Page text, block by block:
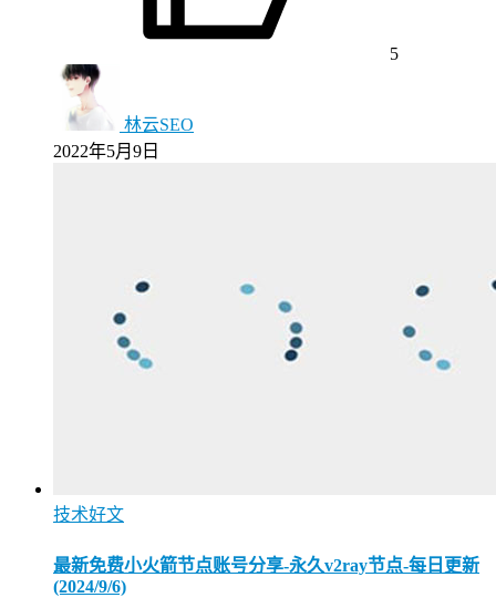
5
林云SEO
2022年5月9日
技术好文
最新免费小火箭节点账号分享-永久v2ray节点-每日更新
(2024/9/6)